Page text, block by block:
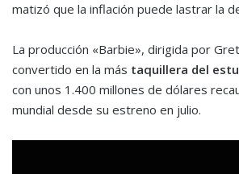
matizó que la inflación puede lastrar la
La producción «Barbie», dirigida por
convertido en la más taquillera del
con unos 1.400 millones de dólares
mundial desde su estreno en julio.